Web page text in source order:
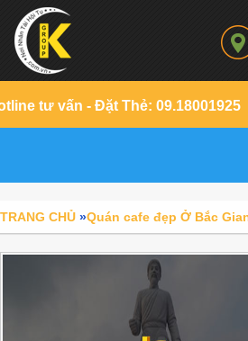
tư vấn - Đặt Thẻ: 09.18001925
TRANG CHỦ »Quán cafe đẹp Ở Bắc